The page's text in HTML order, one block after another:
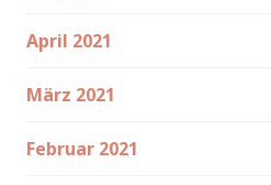
April 2021
März 2021
Februar 2021